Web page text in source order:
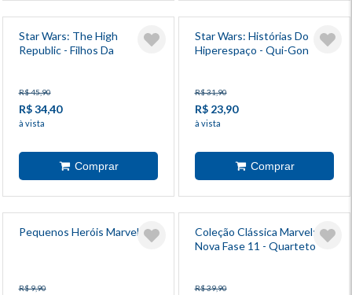
Star Wars: The High
Republic - Filhos Da
R$ 45,90
R$ 34,40
à vista
Star Wars: Histórias Do
Hiperespaço - Qui-Gon
R$ 31,90
R$ 23,90
à vista
Pequenos Heróis Marvel 9
R$ 9,90
Coleção Clássica Marvel:
Nova Fase 11 - Quarteto
R$ 39,90